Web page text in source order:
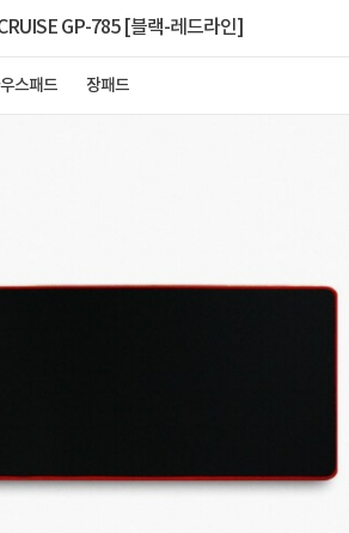
[AONE] 장패드, CRUISE GP-785 [블랙-레드라인]
스패드 장패드